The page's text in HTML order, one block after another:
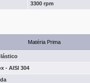
3300 rpm
Matéria Prima
- AISI 304